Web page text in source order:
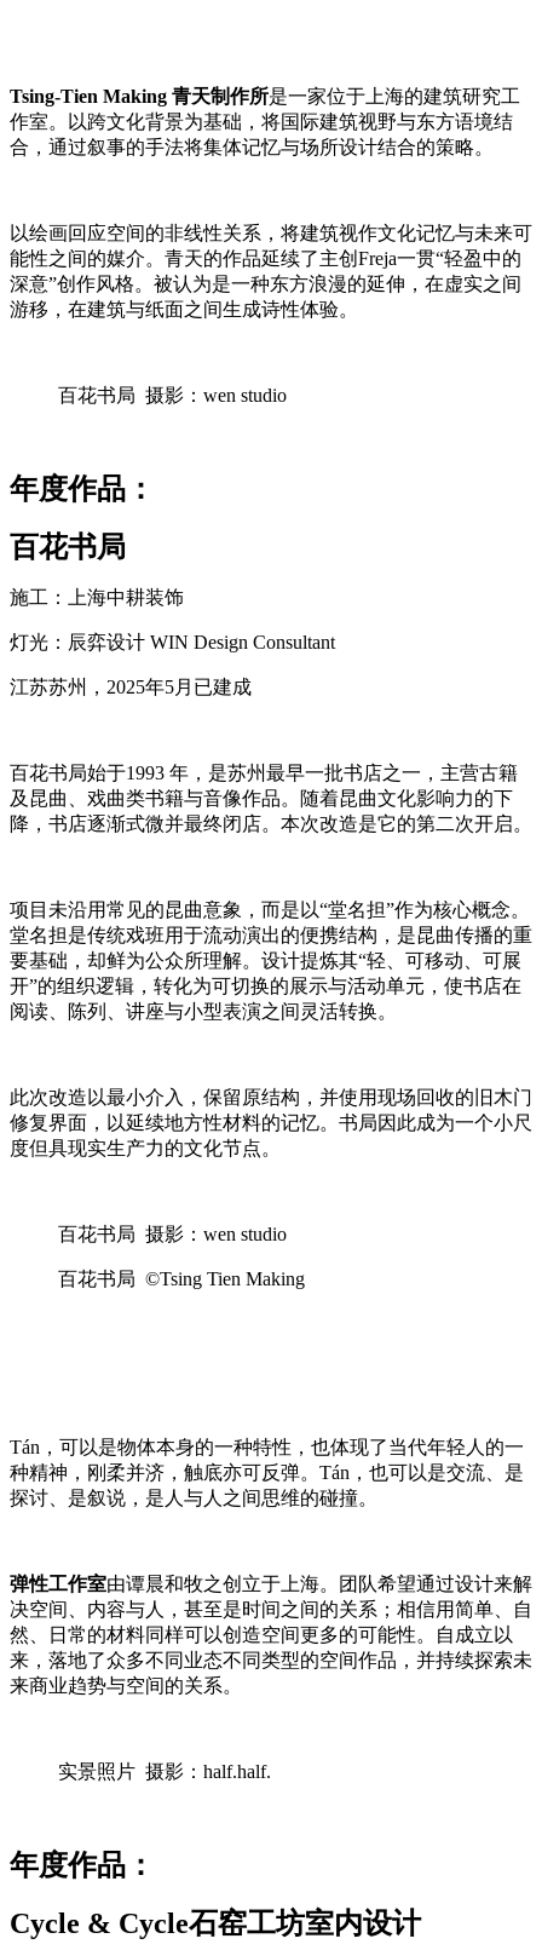
Tsing-Tien Making 青天制作所是一家位于上海的建筑研究工
作室。以跨文化背景为基础，将国际建筑视野与东方语境结
合，通过叙事的手法将集体记忆与场所设计结合的策略。
以绘画回应空间的非线性关系，将建筑视作文化记忆与未来可
能性之间的媒介。青天的作品延续了主创Freja一贯“轻盈中的
深意”创作风格。被认为是一种东方浪漫的延伸，在虚实之间
游移，在建筑与纸面之间生成诗性体验。
百花书局 摄影：wen studio
年度作品：
百花书局
施工：上海中耕装饰
灯光：辰弈设计 WIN Design Consultant
江苏苏州，2025年5月已建成
百花书局始于1993 年，是苏州最早一批书店之一，主营古籍
及昆曲、戏曲类书籍与音像作品。随着昆曲文化影响力的下
降，书店逐渐式微并最终闭店。本次改造是它的第二次开启。
项目未沿用常见的昆曲意象，而是以“堂名担”作为核心概念。
堂名担是传统戏班用于流动演出的便携结构，是昆曲传播的重
要基础，却鲜为公众所理解。设计提炼其“轻、可移动、可展
开”的组织逻辑，转化为可切换的展示与活动单元，使书店在
阅读、陈列、讲座与小型表演之间灵活转换。
此次改造以最小介入，保留原结构，并使用现场回收的旧木门
修复界面，以延续地方性材料的记忆。书局因此成为一个小尺
度但具现实生产力的文化节点。
百花书局 摄影：wen studio
百花书局 ©Tsing Tien Making
Tán，可以是物体本身的一种特性，也体现了当代年轻人的一
种精神，刚柔并济，触底亦可反弹。Tán，也可以是交流、是
探讨、是叙说，是人与人之间思维的碰撞。
弹性工作室由谭晨和牧之创立于上海。团队希望通过设计来解
决空间、内容与人，甚至是时间之间的关系；相信用简单、自
然、日常的材料同样可以创造空间更多的可能性。自成立以
来，落地了众多不同业态不同类型的空间作品，并持续探索未
来商业趋势与空间的关系。
实景照片 摄影：half.half.
年度作品：
Cycle & Cycle石窑工坊室内设计